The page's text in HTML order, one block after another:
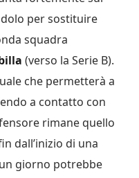
per sostituire
squadra
(verso la Serie B).
che permetterà a
a contatto con
rimane quello
dall’inizio di una
giorno potrebbe